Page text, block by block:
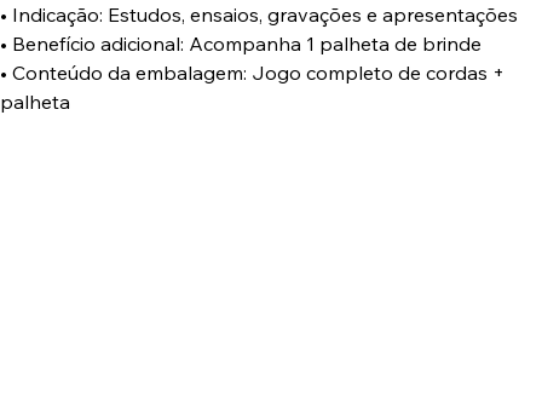
• Indicação: Estudos, ensaios, gravações e apresentações
• Benefício adicional: Acompanha 1 palheta de brinde
• Conteúdo da embalagem: Jogo completo de cordas +
palheta